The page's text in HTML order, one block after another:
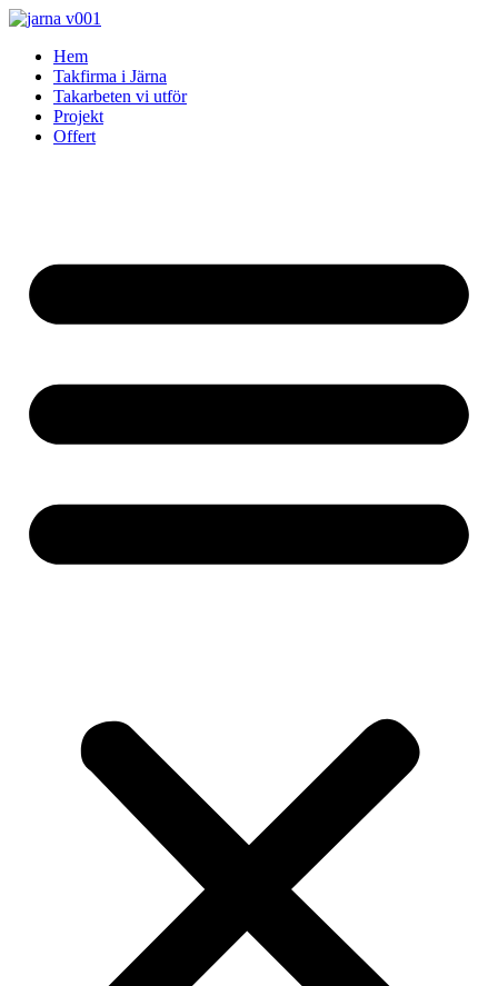
Skip
contentHem
Takfirma i Järna
Takarbeten vi utför
Projekt
Offert